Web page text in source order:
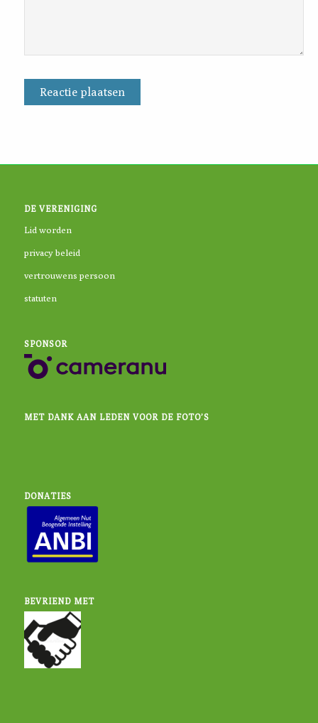
DE VERENIGING
Lid worden
privacy beleid
vertrouwens persoon
statuten
SPONSOR
MET DANK AAN LEDEN VOOR DE FOTO’S
DONATIES
BEVRIEND MET